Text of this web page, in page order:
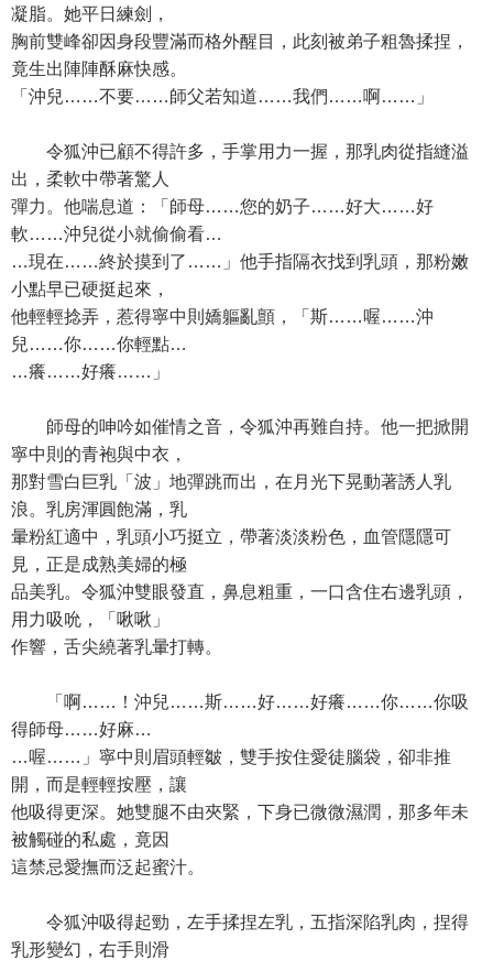
凝脂。她平日練劍，
胸前雙峰卻因身段豐滿而格外醒目，此刻被弟子粗魯揉捏，
竟生出陣陣酥麻快感。
「沖兒……不要……師父若知道……我們……啊……」
令狐沖已顧不得許多，手掌用力一握，那乳肉從指縫溢
出，柔軟中帶著驚人
彈力。他喘息道：「師母……您的奶子……好大……好
軟……沖兒從小就偷偷看…
…現在……終於摸到了……」他手指隔衣找到乳頭，那粉嫩
小點早已硬挺起來，
他輕輕捻弄，惹得寧中則嬌軀亂顫，「斯……喔……沖
兒……你……你輕點…
…癢……好癢……」
師母的呻吟如催情之音，令狐沖再難自持。他一把掀開
寧中則的青袍與中衣，
那對雪白巨乳「波」地彈跳而出，在月光下晃動著誘人乳
浪。乳房渾圓飽滿，乳
暈粉紅適中，乳頭小巧挺立，帶著淡淡粉色，血管隱隱可
見，正是成熟美婦的極
品美乳。令狐沖雙眼發直，鼻息粗重，一口含住右邊乳頭，
用力吸吮，「啾啾」
作響，舌尖繞著乳暈打轉。
「啊……！沖兒……斯……好……好癢……你……你吸
得師母……好麻…
…喔……」寧中則眉頭輕皺，雙手按住愛徒腦袋，卻非推
開，而是輕輕按壓，讓
他吸得更深。她雙腿不由夾緊，下身已微微濕潤，那多年未
被觸碰的私處，竟因
這禁忌愛撫而泛起蜜汁。
令狐沖吸得起勁，左手揉捏左乳，五指深陷乳肉，捏得
乳形變幻，右手則滑